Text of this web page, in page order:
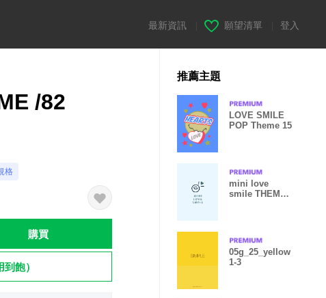
最新資訊 願望清單 登入
/82
格
購買
飽）
推薦主題
LOVE SMILE
POP Theme 15
mini love
smile THEME
05g_25_yellow
1-3